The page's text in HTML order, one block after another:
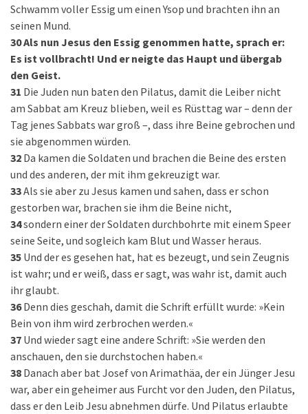
Schwamm voller Essig um einen Ysop und brachten ihn an
seinen Mund.
30Als nun Jesus den Essig genommen hatte, sprach er:
Es ist vollbracht! Und er neigte das Haupt und übergab
den Geist.
31 Die Juden nun baten den Pilatus, damit die Leiber nicht
am Sabbat am Kreuz blieben, weil es Rüsttag war – denn der
Tag jenes Sabbats war groß –, dass ihre Beine gebrochen und
sie abgenommen würden.
32 Da kamen die Soldaten und brachen die Beine des ersten
und des anderen, der mit ihm gekreuzigt war.
33Als sie aber zu Jesus kamen und sahen, dass er schon
gestorben war, brachen sie ihm die Beine nicht,
34sondern einer der Soldaten durchbohrte mit einem Speer
seine Seite, und sogleich kam Blut und Wasser heraus.
35 Und der es gesehen hat, hat es bezeugt, und sein Zeugnis
ist wahr; und er weiß, dass er sagt, was wahr ist, damit auch
ihr glaubt.
36 Denn dies geschah, damit die Schrift erfüllt wurde: »Kein
Bein von ihm wird zerbrochen werden.«
37 Und wieder sagt eine andere Schrift: »Sie werden den
anschauen, den sie durchstochen haben.«
38 Danach aber bat Josef von Arimathäa, der ein Jünger Jesu
war, aber ein geheimer aus Furcht vor den Juden, den Pilatus,
dass er den Leib Jesu abnehmen dürfe. Und Pilatus erlaubte